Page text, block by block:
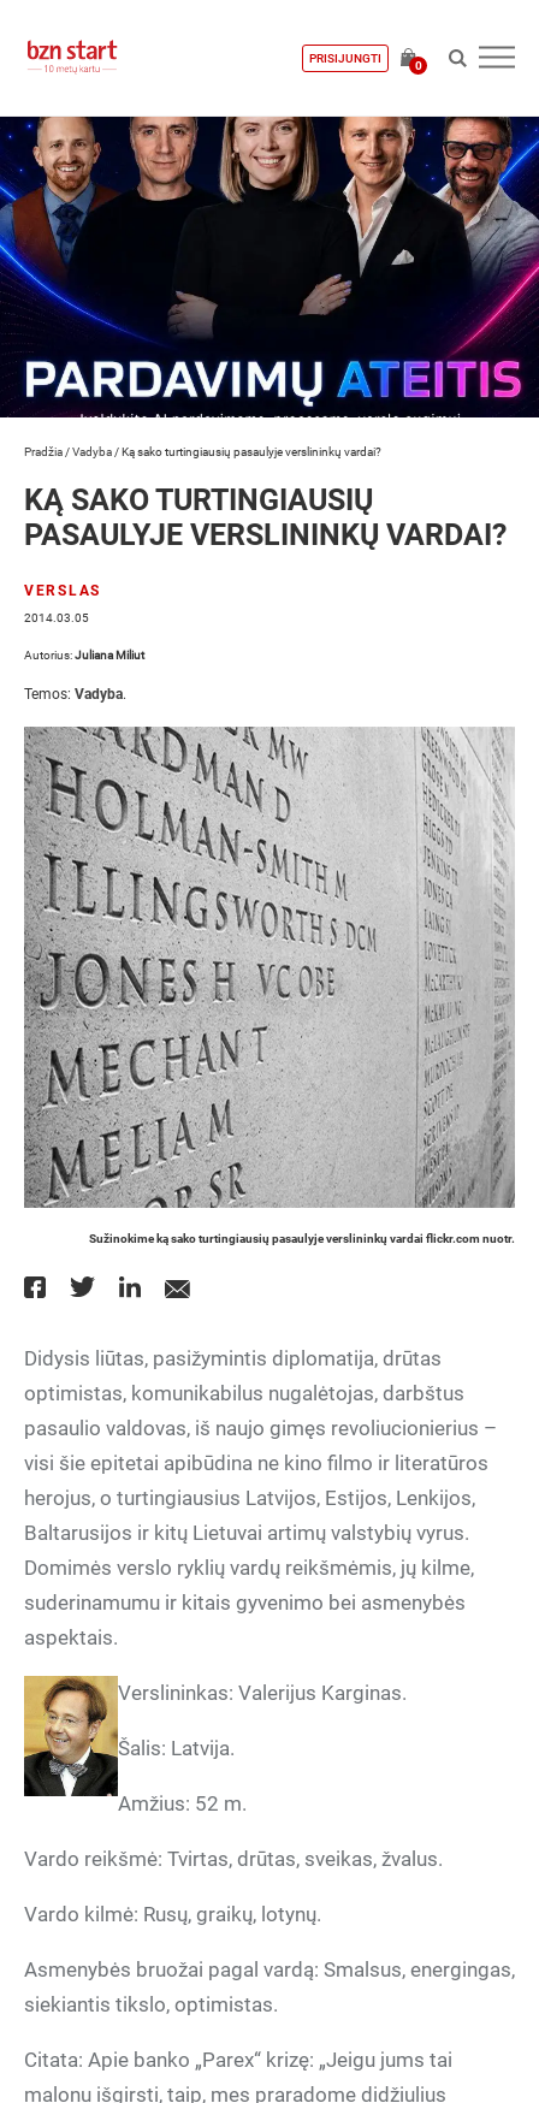
PRISIJUNGTI
0
Pradžia /Vadyba /Ką sako turtingiausių pasaulyje verslininkų vardai?
KĄ SAKO TURTINGIAUSIŲ
PASAULYJE VERSLININKŲ VARDAI?
VERSLAS
2014.03.05
Autorius:Juliana Miliut
Temos: Vadyba.
Sužinokime ką sako turtingiausių pasaulyje verslininkų vardai flickr.com nuotr.
Didysis liūtas, pasižymintis diplomatija, drūtas
optimistas, komunikabilus nugalėtojas, darbštus
pasaulio valdovas, iš naujo gimęs revoliucionierius –
visi šie epitetai apibūdina ne kino filmo ir literatūros
herojus, o turtingiausius Latvijos, Estijos, Lenkijos,
Baltarusijos ir kitų Lietuvai artimų valstybių vyrus.
Domimės verslo ryklių vardų reikšmėmis, jų kilme,
suderinamumu ir kitais gyvenimo bei asmenybės
aspektais.
Verslininkas: Valerijus Karginas.
Šalis: Latvija.
Amžius: 52 m.
Vardo reikšmė: Tvirtas, drūtas, sveikas, žvalus.
Vardo kilmė: Rusų, graikų, lotynų.
Asmenybės bruožai pagal vardą: Smalsus, energingas,
siekiantis tikslo, optimistas.
Citata: Apie banko „Parex“ krizę: „Jeigu jums tai
malonu išgirsti, taip, mes praradome didžiulius